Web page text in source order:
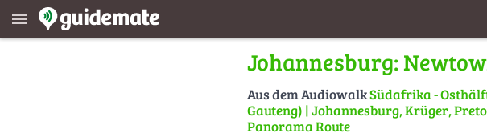
menu
Johannesburg:
Aus dem AudiowalkSüdafrika -
Gauteng) | Johannesburg, Krüger,
Panorama Route